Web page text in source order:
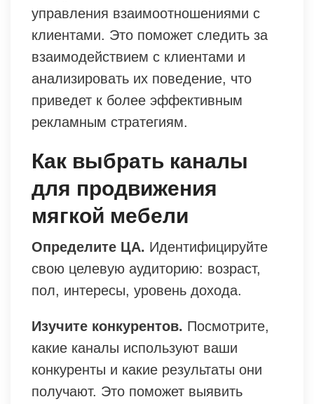
управления взаимоотношениями с
клиентами. Это поможет следить за
взаимодействием с клиентами и
анализировать их поведение, что
приведет к более эффективным
рекламным стратегиям.
Как выбрать каналы
для продвижения
мягкой мебели
Определите ЦА. Идентифицируйте
свою целевую аудиторию: возраст,
пол, интересы, уровень дохода.
Изучите конкурентов. Посмотрите,
какие каналы используют ваши
конкуренты и какие результаты они
получают. Это поможет выявить